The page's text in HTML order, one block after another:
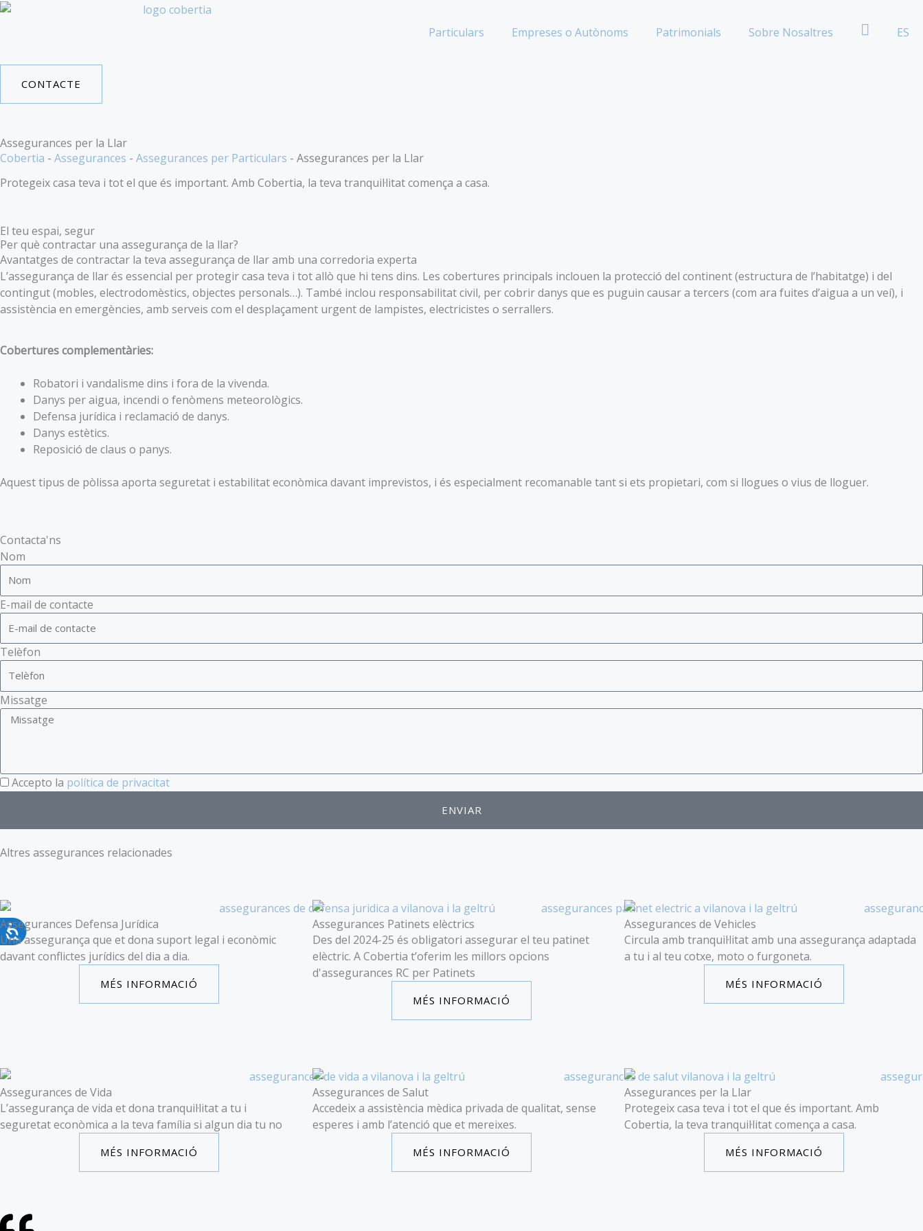
Saltar
Particulars Empreses o Autònoms Patrimonials Sobre Nosaltres Whatsapp
ES
CONTACTE
Assegurances per la Llar
Cobertia - Assegurances - Assegurances per Particulars - Assegurances per la Llar
Protegeix casa teva i tot el que és important. Amb Cobertia, la teva tranquil·litat comença a casa.
El teu espai, segur
Per què contractar una assegurança de la llar?
Avantatges de contractar la teva assegurança de llar amb una corredoria experta
L’assegurança de llar és essencial per protegir casa teva i tot allò que hi tens dins. Les cobertures principals inclouen la protecció del continent (estructura de l’habitatge) i del
contingut (mobles, electrodomèstics, objectes personals…). També inclou responsabilitat civil, per cobrir danys que es puguin causar a tercers (com ara fuites d’aigua a un veí), i
assistència en emergències, amb serveis com el desplaçament urgent de lampistes, electricistes o serrallers.
Cobertures complementàries:
Robatori i vandalisme dins i fora de la vivenda.
Danys per aigua, incendi o fenòmens meteorològics.
Defensa jurídica i reclamació de danys.
Danys estètics.
Reposició de claus o panys.
Aquest tipus de pòlissa aporta seguretat i estabilitat econòmica davant imprevistos, i és especialment recomanable tant si ets propietari, com si llogues o vius de lloguer.
Contacta'ns
Nom
E-mail de contacte
Telèfon
Missatge
Accepto la política de privacitat
ENVIAR
Altres assegurances relacionades
Assegurances Defensa Jurídica
Una assegurança que et dona suport legal i econòmic
davant conflictes jurídics del dia a dia.
MÉS INFORMACIÓ
Assegurances Patinets elèctrics
Des del 2024-25 és obligatori assegurar el teu patinet
elèctric. A Cobertia t’oferim les millors opcions
d'assegurances RC per Patinets
MÉS INFORMACIÓ
Assegurances de Vehicles
Circula amb tranquil·litat amb una assegurança adaptada
a tu i al teu cotxe, moto o furgoneta.
MÉS INFORMACIÓ
Assegurances de Vida
L’assegurança de vida et dona tranquil·litat a tu i
seguretat econòmica a la teva família si algun dia tu no
MÉS INFORMACIÓ
Assegurances de Salut
Accedeix a assistència mèdica privada de qualitat, sense
esperes i amb l’atenció que et mereixes.
MÉS INFORMACIÓ
Assegurances per la Llar
Protegeix casa teva i tot el que és important. Amb
Cobertia, la teva tranquil·litat comença a casa.
MÉS INFORMACIÓ